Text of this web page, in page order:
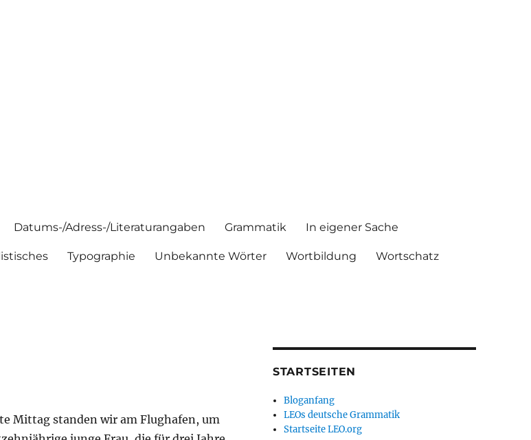
Datums-/Adress-/Literaturangaben Grammatik In eigener Sache
Typographie Unbekannte Wörter Wortbildung Wortschatz
Mittag standen wir am Flughafen, um
STARTSEITEN
Bloganfang
LEOs deutsche Grammatik
Startseite LEO.org